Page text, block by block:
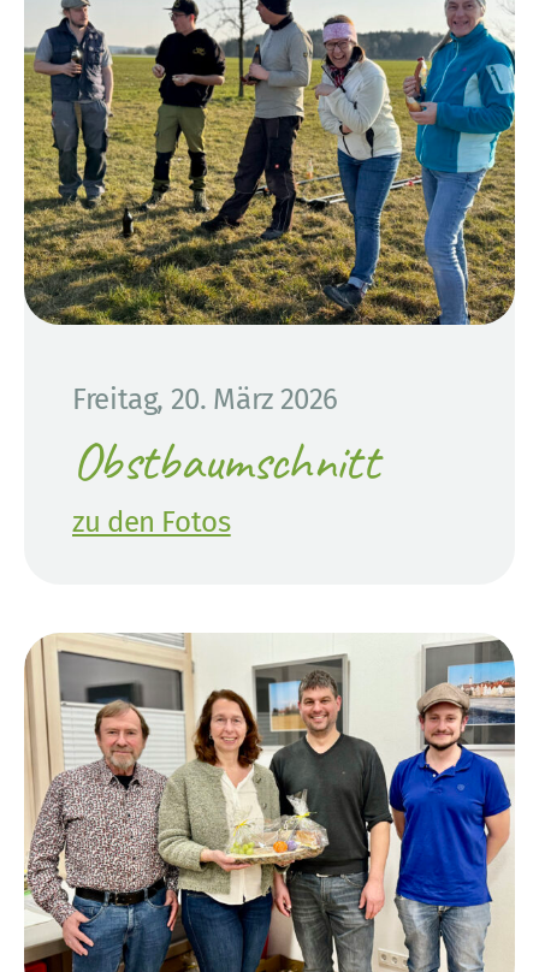
Freitag, 20. März 2026
Obstbaumschnitt
zu den Fotos